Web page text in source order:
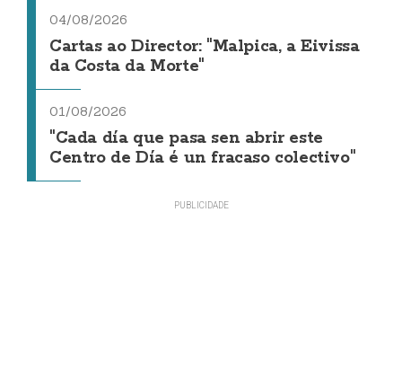
04/08/2026
Cartas ao Director: "Malpica, a Eivissa
da Costa da Morte"
01/08/2026
"Cada día que pasa sen abrir este
Centro de Día é un fracaso colectivo"